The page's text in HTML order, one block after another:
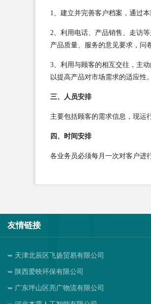
1、建立并完善客户档案，通过
2、利用电话、产品销售、走访
产品质量、服务的意见要求，问
3、利用与顾客的相互交往，主
以提高产品对市场需求的适应性。
三、人员安排
主要包括顾客的需求信息，现运
四、时间安排
各业务员必须每月一次对客户进
友情链接
天津北辰区飞扬贸易有限公司
陕西爱映环保有限公司
广东坪山区亮广物流有限公司